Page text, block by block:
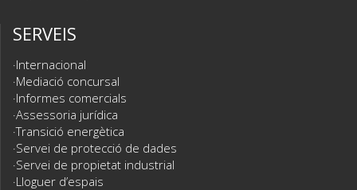
SERVEIS
Internacional
Mediació concursal
Informes comercials
Assessoria jurídica
Transició energètica
Servei de protecció de dades
Servei de propietat industrial
Lloguer d’espais